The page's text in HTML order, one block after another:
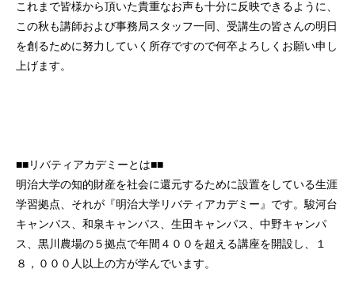
これまで皆様から頂いた貴重なお声も十分に反映できるように、
この秋も講師および事務局スタッフ一同、受講生の皆さんの明日
を創るために努力していく所存ですので何卒よろしくお願い申し
上げます。
■■リバティアカデミーとは■■
明治大学の知的財産を社会に還元するために設置をしている生涯
学習拠点、それが『明治大学リバティアカデミー』です。駿河台
キャンパス、和泉キャンパス、生田キャンパス、中野キャンパ
ス、黒川農場の５拠点で年間４００を超える講座を開設し、１
８，０００人以上の方が学んでいます。